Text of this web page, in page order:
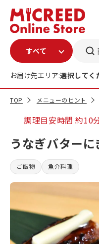
お届け先エリア:選択してく
TOP メニューのヒント
調理目安時間約10
うなぎバターに
ご飯物 魚介料理